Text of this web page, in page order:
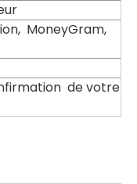
MoneyGram,
de votre